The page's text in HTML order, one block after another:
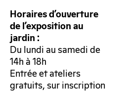
Horaires d’ouverture
de l’exposition au
jardin :
Du lundi au samedi de
14h à 18h
Entrée et ateliers
gratuits, sur inscription